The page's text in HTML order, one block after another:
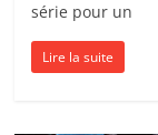
série pour un
Lire la suite